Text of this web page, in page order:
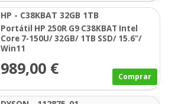
HP - C38KBAT 32GB 1TB
Portátil HP 250R G9 C38KBAT Intel
Core 7-150U/ 32GB/ 1TB SSD/ 15.6"/
Win11
989,00 € Comprar